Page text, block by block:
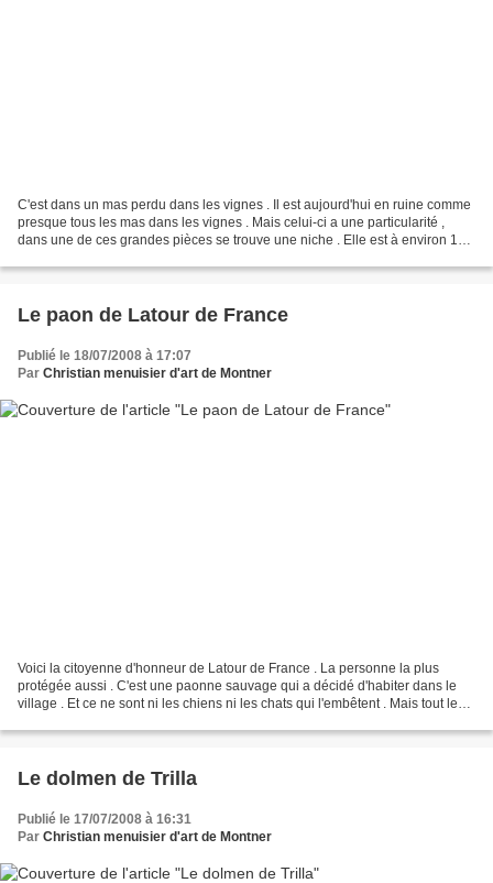
C'est dans un mas perdu dans les vignes . Il est aujourd'hui en ruine comme
presque tous les mas dans les vignes . Mais celui-ci a une particularité ,
dans une de ces grandes pièces se trouve une niche . Elle est à environ 1
Le paon de Latour de France
Publié le 18/07/2008 à 17:07
Par Christian menuisier d'art de Montner
Voici la citoyenne d'honneur de Latour de France . La personne la plus
protégée aussi . C'est une paonne sauvage qui a décidé d'habiter dans le
village . Et ce ne sont ni les chiens ni les chats qui l'embêtent . Mais tout le
Le dolmen de Trilla
Publié le 17/07/2008 à 16:31
Par Christian menuisier d'art de Montner